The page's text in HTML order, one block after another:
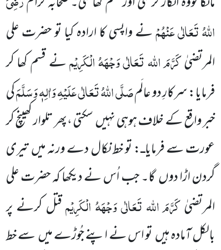
اللّٰہُ تَعَالٰی عَنْہُمْنے واپسی کا ارادہ کیا تو حضرت علی
المرتضیٰکَرَّمَ اللّٰہ تَعَالٰی وَجْہَہُ الْکَرِیْمنے قسم کھا کر
فرمایا:سرکارِ دو عالَمصَلَّی اللّٰہُ تَعَالٰی عَلَیْہِ وَاٰلِہٖ وَسَلَّمَکی
خبر واقع کے خلاف ہوہی نہیںسکتی ،پھر تلوار کھینچ کر
عورت سے فرمایاـ:تو خط نکال دے ورنہ میںتیری
گردن اڑا دوںگا۔ جب اُس نے دیکھا کہ حضرت علی
المرتضیٰکَرَّمَ اللّٰہتَعَالٰی وَجْہَہُ الْکَرِیْمقتل کرنے پر
بالکل آمادہ ہیںتو اس نے اپنے جُوڑے میںسے خط